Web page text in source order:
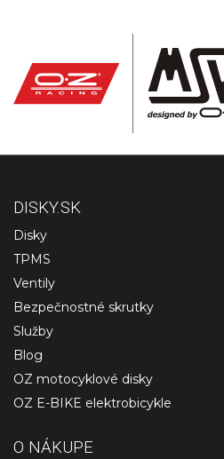
DISKY.SK
Disky
TPMS
Ventily
Bezpečnostné skrutky
Služby
Blog
OZ motocyklové disky
OZ E-BIKE elektrobicykle
O NÁKUPE